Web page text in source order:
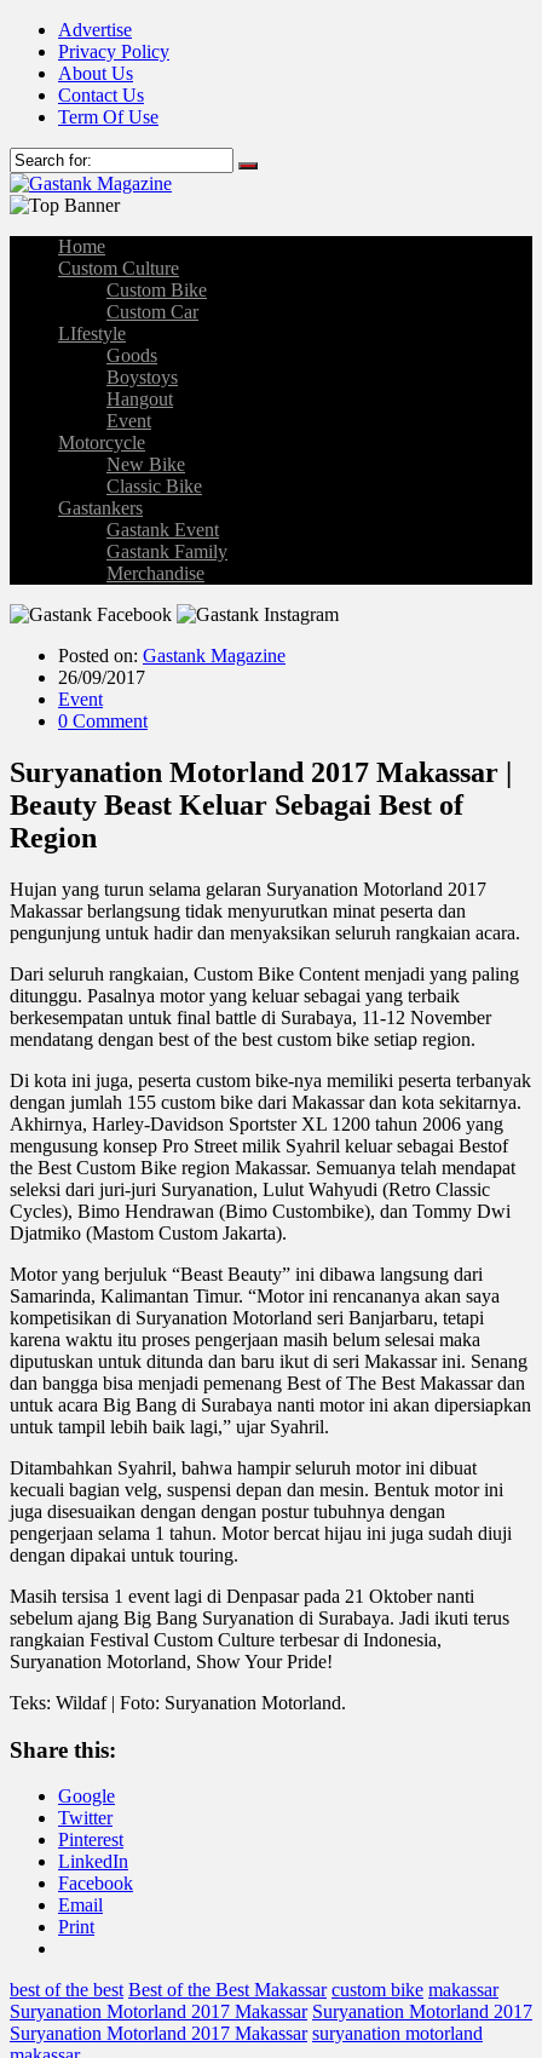
Advertise
Privacy Policy
About Us
Contact Us
Term Of Use
Home
Custom Culture
Custom Bike
Custom Car
LIfestyle
Goods
Boystoys
Hangout
Event
Motorcycle
New Bike
Classic Bike
Gastankers
Gastank Event
Gastank Family
Merchandise
Posted on: Gastank Magazine
26/09/2017
Event
0 Comment
Suryanation Motorland 2017 Makassar |
Beauty Beast Keluar Sebagai Best of
Region
Hujan yang turun selama gelaran Suryanation Motorland 2017
Makassar berlangsung tidak menyurutkan minat peserta dan
pengunjung untuk hadir dan menyaksikan seluruh rangkaian acara.
Dari seluruh rangkaian, Custom Bike Content menjadi yang paling
ditunggu. Pasalnya motor yang keluar sebagai yang terbaik
berkesempatan untuk final battle di Surabaya, 11-12 November
mendatang dengan best of the best custom bike setiap region.
Di kota ini juga, peserta custom bike-nya memiliki peserta terbanyak
dengan jumlah 155 custom bike dari Makassar dan kota sekitarnya.
Akhirnya, Harley-Davidson Sportster XL 1200 tahun 2006 yang
mengusung konsep Pro Street milik Syahril keluar sebagai Bestof
the Best Custom Bike region Makassar. Semuanya telah mendapat
seleksi dari juri-juri Suryanation, Lulut Wahyudi (Retro Classic
Cycles), Bimo Hendrawan (Bimo Custombike), dan Tommy Dwi
Djatmiko (Mastom Custom Jakarta).
Motor yang berjuluk “Beast Beauty” ini dibawa langsung dari
Samarinda, Kalimantan Timur. “Motor ini rencananya akan saya
kompetisikan di Suryanation Motorland seri Banjarbaru, tetapi
karena waktu itu proses pengerjaan masih belum selesai maka
diputuskan untuk ditunda dan baru ikut di seri Makassar ini. Senang
dan bangga bisa menjadi pemenang Best of The Best Makassar dan
untuk acara Big Bang di Surabaya nanti motor ini akan dipersiapkan
untuk tampil lebih baik lagi,” ujar Syahril.
Ditambahkan Syahril, bahwa hampir seluruh motor ini dibuat
kecuali bagian velg, suspensi depan dan mesin. Bentuk motor ini
juga disesuaikan dengan dengan postur tubuhnya dengan
pengerjaan selama 1 tahun. Motor bercat hijau ini juga sudah diuji
dengan dipakai untuk touring.
Masih tersisa 1 event lagi di Denpasar pada 21 Oktober nanti
sebelum ajang Big Bang Suryanation di Surabaya. Jadi ikuti terus
rangkaian Festival Custom Culture terbesar di Indonesia,
Suryanation Motorland, Show Your Pride!
Teks: Wildaf | Foto: Suryanation Motorland.
Share this:
Google
Twitter
Pinterest
LinkedIn
Facebook
Email
Print
best of the best Best of the Best Makassar custom bike makassar
Suryanation Motorland 2017 Makassar Suryanation Motorland 2017
Suryanation Motorland 2017 Makassar suryanation motorland